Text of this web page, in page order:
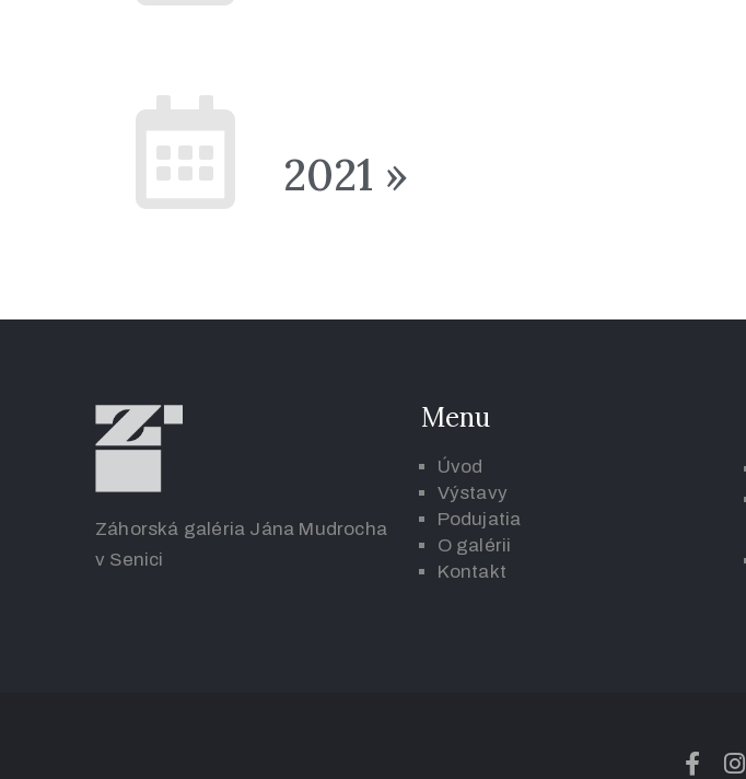
2021 »
Záhorská galéria Jána Mudrocha
v Senici
Menu
Úvod
Výstavy
Podujatia
O galérii
Kontakt